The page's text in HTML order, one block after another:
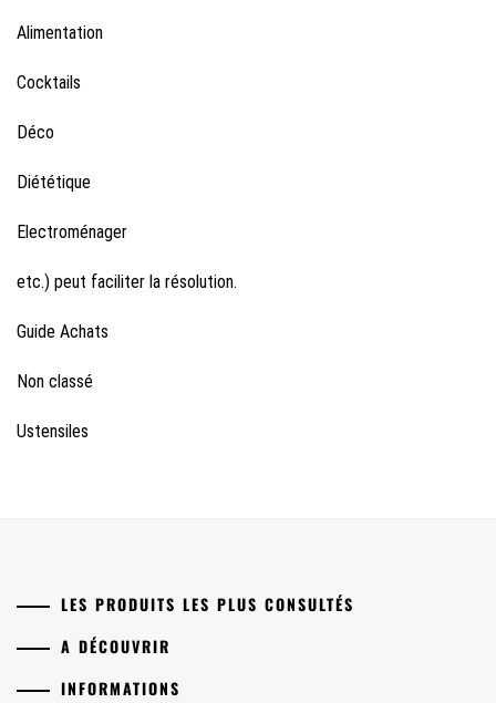
Alimentation
Cocktails
Déco
Diététique
Electroménager
etc.) peut faciliter la résolution.
Guide Achats
Non classé
Ustensiles
LES PRODUITS LES PLUS CONSULTÉS
A DÉCOUVRIR
INFORMATIONS